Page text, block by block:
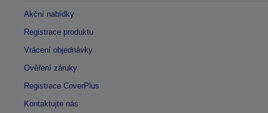
Akční nabídky
Registrace produktu
Vrácení objednávky
Ověření záruky
Registrace CoverPlus
Kontaktujte nás